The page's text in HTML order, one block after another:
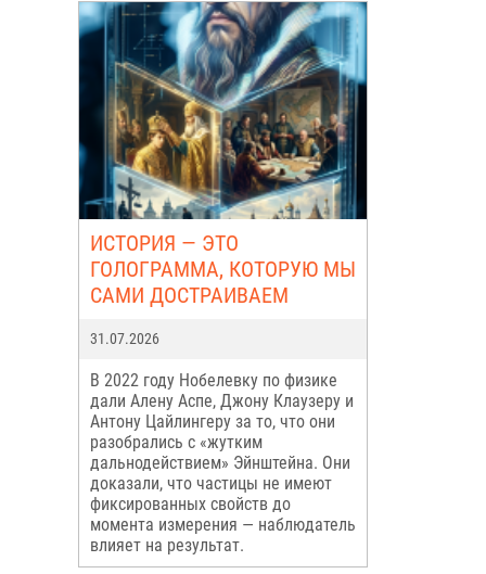
ИСТОРИЯ — ЭТО
ГОЛОГРАММА, КОТОРУЮ МЫ
САМИ ДОСТРАИВАЕМ
31.07.2026
В 2022 году Нобелевку по физике
дали Алену Аспе, Джону Клаузеру и
Антону Цайлингеру за то, что они
разобрались с «жутким
дальнодействием» Эйнштейна. Они
доказали, что частицы не имеют
фиксированных свойств до
момента измерения — наблюдатель
влияет на результат.